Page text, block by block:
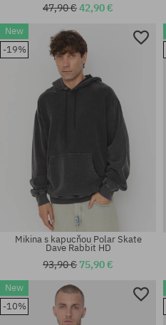
Dostupné veľkosti:
M; L; XL
Dostupné veľkosti:
L; XL
47,90 €42,90 €
New
-19%
Mikina s kapucňou Polar Skate
Dave Rabbit HD
93,90 € 75,90 €
New
-10%